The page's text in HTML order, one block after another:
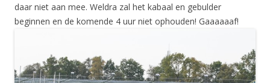
daar niet aan mee. Weldra zal het kabaal en gebulder
beginnen en de komende 4 uur niet ophouden! Gaaaaaaf!